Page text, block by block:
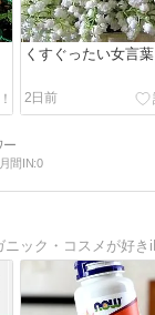
くすぐったい女言葉
2日前
月間IN:0